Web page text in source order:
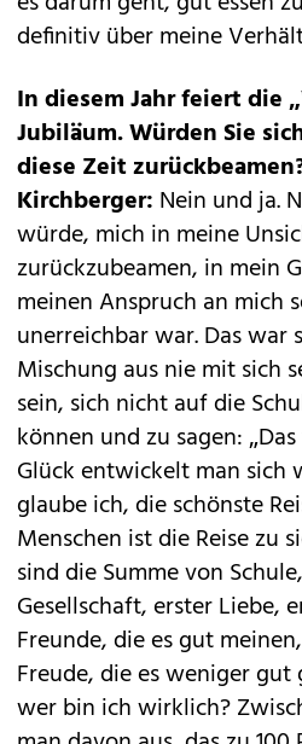
definitiv über meine
In diesem Jahr feiert die
Jubiläum. Würden Sie
diese Zeit
Kirchberger: Nein und ja.
würde, mich in meine
zurückzubeamen, in mein
meinen Anspruch an mich
unerreichbar war. Das war
Mischung aus nie mit sich
sein, sich nicht auf die
können und zu sagen:
Glück entwickelt man sich
glaube ich, die schönste
Menschen ist die Reise zu
sind die Summe von
Gesellschaft, erster Liebe,
Freunde, die es gut
Freude, die es weniger
wer bin ich wirklich?